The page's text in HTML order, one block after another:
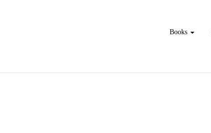
Books